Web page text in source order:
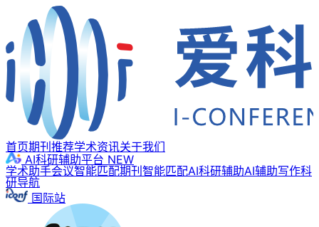
首页期刊推荐学术资讯关于我们
AI科研辅助平台 NEW
学术助手会议智能匹配期刊智能匹配AI科研辅助AI辅助写作科
研导航
国际站